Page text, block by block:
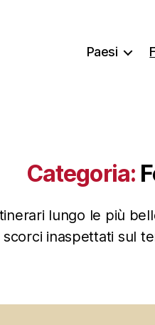
Paesi
Categoria:
lungo le più
scorci inaspettati sul